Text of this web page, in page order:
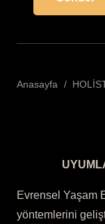
Anasayfa /
Evrensel Yaşam
yöntemlerini